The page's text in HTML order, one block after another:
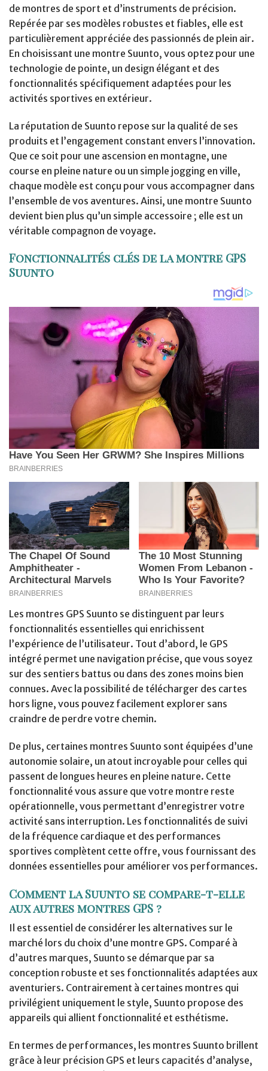
de montres de sport et d’instruments de précision.
Repérée par ses modèles robustes et fiables, elle est
particulièrement appréciée des passionnés de plein air.
En choisissant une montre Suunto, vous optez pour une
technologie de pointe, un design élégant et des
fonctionnalités spécifiquement adaptées pour les
activités sportives en extérieur.
La réputation de Suunto repose sur la qualité de ses
produits et l’engagement constant envers l’innovation.
Que ce soit pour une ascension en montagne, une
course en pleine nature ou un simple jogging en ville,
chaque modèle est conçu pour vous accompagner dans
l’ensemble de vos aventures. Ainsi, une montre Suunto
devient bien plus qu’un simple accessoire ; elle est un
véritable compagnon de voyage.
Fonctionnalités clés de la montre GPS
Suunto
Les montres GPS Suunto se distinguent par leurs
fonctionnalités essentielles qui enrichissent
l’expérience de l’utilisateur. Tout d’abord, le GPS
intégré permet une navigation précise, que vous soyez
sur des sentiers battus ou dans des zones moins bien
connues. Avec la possibilité de télécharger des cartes
hors ligne, vous pouvez facilement explorer sans
craindre de perdre votre chemin.
De plus, certaines montres Suunto sont équipées d’une
autonomie solaire, un atout incroyable pour celles qui
passent de longues heures en pleine nature. Cette
fonctionnalité vous assure que votre montre reste
opérationnelle, vous permettant d’enregistrer votre
activité sans interruption. Les fonctionnalités de suivi
de la fréquence cardiaque et des performances
sportives complètent cette offre, vous fournissant des
données essentielles pour améliorer vos performances.
Comment la Suunto se compare-t-elle
aux autres montres GPS ?
Il est essentiel de considérer les alternatives sur le
marché lors du choix d’une montre GPS. Comparé à
d’autres marques, Suunto se démarque par sa
conception robuste et ses fonctionnalités adaptées aux
aventuriers. Contrairement à certaines montres qui
privilégient uniquement le style, Suunto propose des
appareils qui allient fonctionnalité et esthétisme.
En termes de performances, les montres Suunto brillent
grâce à leur précision GPS et leurs capacités d’analyse,